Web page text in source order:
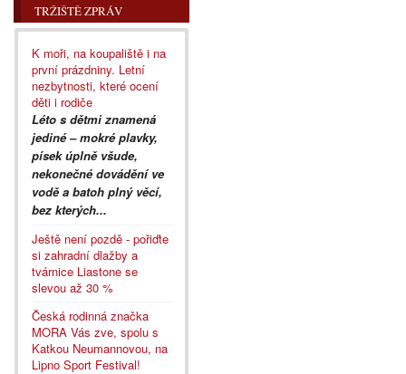
TRŽIŠTĚ ZPRÁV
K moři, na koupaliště i na
první prázdniny. Letní
nezbytnosti, které ocení
děti i rodiče
Léto s dětmi znamená
jediné – mokré plavky,
písek úplně všude,
nekonečné dovádění ve
vodě a batoh plný věcí,
bez kterých...
Ještě není pozdě - pořiďte
si zahradní dlažby a
tvárnice Liastone se
slevou až 30 %
Česká rodinná značka
MORA Vás zve, spolu s
Katkou Neumannovou, na
Lipno Sport Festival!